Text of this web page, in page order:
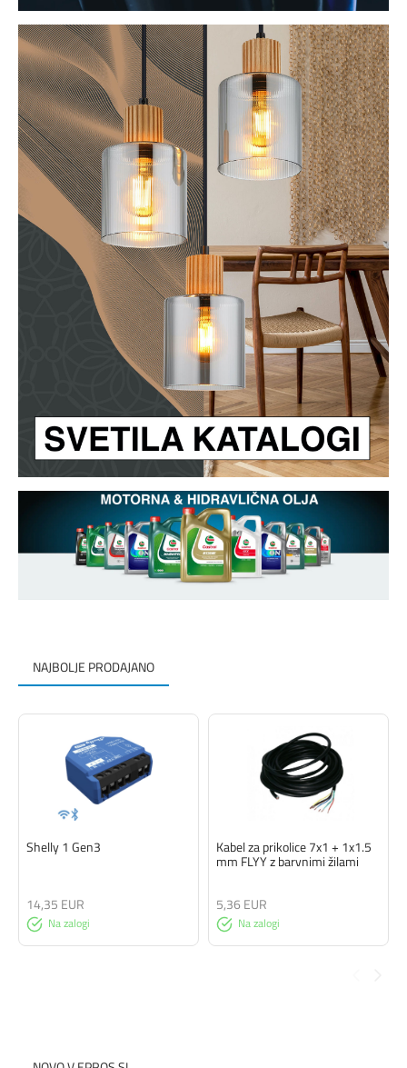
NAJBOLJE PRODAJANO
Shelly 1 Gen3
Na zalogi
14,35 EUR
Kabel za prikolice 7x1 + 1x1.5
mm FLYY z barvnimi žilami
Na zalogi
5,36 EUR